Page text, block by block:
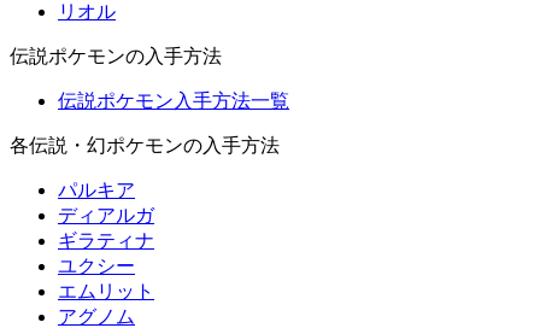
リオル
伝説ポケモンの入手方法
伝説ポケモン入手方法一覧
各伝説・幻ポケモンの入手方法
パルキア
ディアルガ
ギラティナ
ユクシー
エムリット
アグノム